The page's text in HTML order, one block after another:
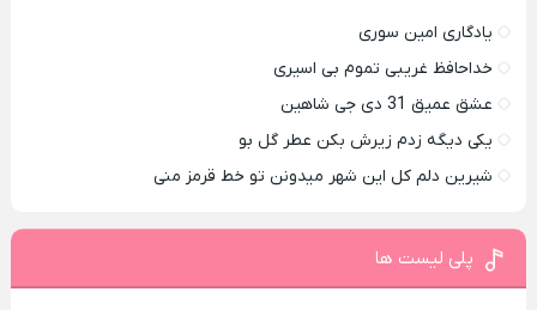
یادگاری امین سوری
خداحافظ غریبی تموم بی اسیری
عشق عمیق 31 دی جی شاهین
یکی دیگه زدم زیرش بکن عطر گل بو
شیرین دلم کل این شهر میدونن تو خط قرمز منی
پلی لیست ها